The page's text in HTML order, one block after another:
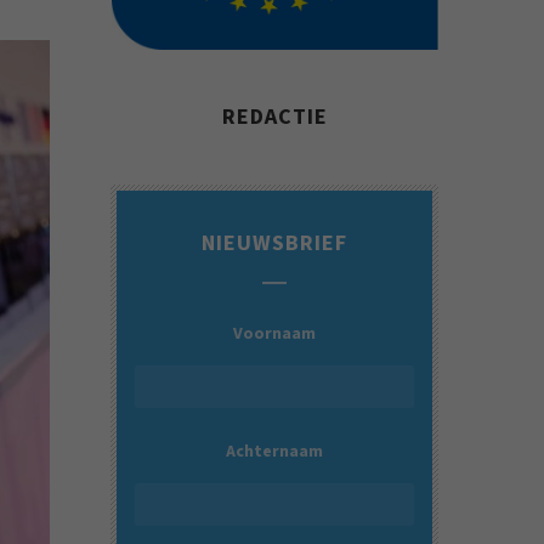
REDACTIE
NIEUWSBRIEF
Voornaam
Achternaam